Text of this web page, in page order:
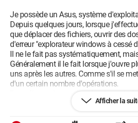
Je possède un Asus, système
Depuis quelques jours, lorsque
que déplacer des fichiers, ouvrir des
d'erreur "explorateur windows à cessé
Il ne le fait pas systématiquement,
Généralement il le fait lorsque j'ouvre
uns après les autres. Comme s'il se
d'un certain nombre d'opérations.
Il me dit ensuite que l'explorateur
alors tous les fichiers ou dossiers
Afficher la